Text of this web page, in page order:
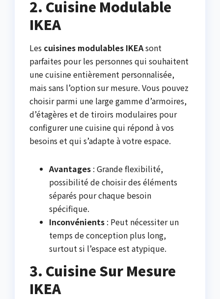
2. Cuisine Modulable
IKEA
Les cuisines modulables IKEAsont
parfaites pour les personnes qui souhaitent
une cuisine entièrement personnalisée,
mais sans l’option sur mesure. Vous pouvez
choisir parmi une large gamme d’armoires,
d’étagères et de tiroirs modulaires pour
configurer une cuisine qui répond à vos
besoins et qui s’adapte à votre espace.
Avantages : Grande flexibilité,
possibilité de choisir des éléments
séparés pour chaque besoin
spécifique.
Inconvénients : Peut nécessiter un
temps de conception plus long,
surtout si l’espace est atypique.
3. Cuisine Sur Mesure
IKEA